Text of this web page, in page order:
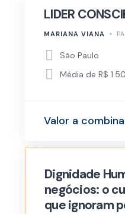
LIDER
MARIANA VIANA
São Paulo
Média de R$
Valor a
Dignidade
negócios: o
que ignoram